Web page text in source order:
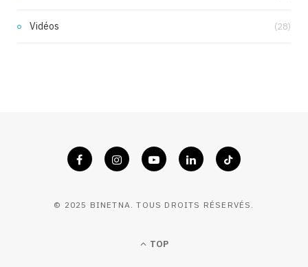
Vidéos (28)
© 2025 BINETNA. TOUS DROITS RÉSERVÉS.
TOP